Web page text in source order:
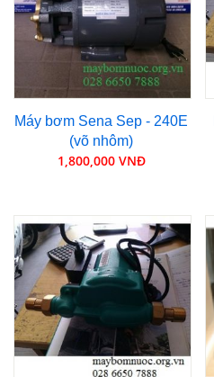
Máy bơm Sena Sep - 240E
(võ nhôm)
1,800,000 VNĐ